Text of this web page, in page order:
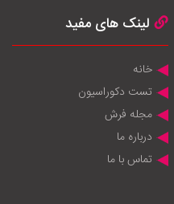
لینک های مفید
خانه
تست دکوراسیون
مجله فرش
درباره ما
تماس با ما